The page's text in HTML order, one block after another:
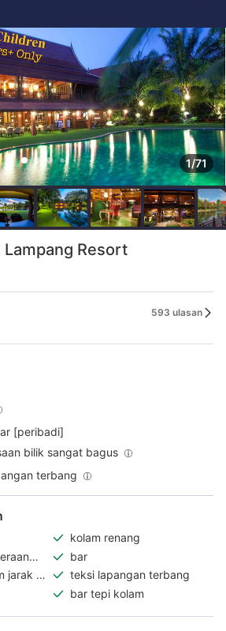
1/71
Lampang Resort
593 ulasan
[peribadi]
bilik sangat bagus
terbang
kolam renang
bar
jarak 3
teksi lapangan terbang
bar tepi kolam